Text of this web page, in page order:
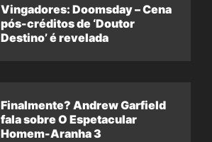
Vingadores: Doomsday – Cena
pós-créditos de ‘Doutor
Destino’ é revelada
Finalmente? Andrew Garfield
fala sobre O Espetacular
Homem-Aranha 3